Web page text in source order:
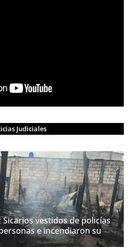
Judiciales
vestidos de policías
e incendiaron su